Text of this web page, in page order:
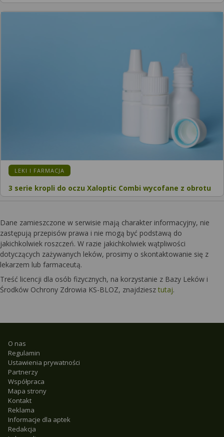
LEKI I FARMACJA
3 serie kropli do oczu Xaloptic Combi wycofane z obrotu
Dane zamieszczone w serwisie mają charakter informacyjny, nie
zastępują przepisów prawa i nie mogą być podstawą do
jakichkolwiek roszczeń. W razie jakichkolwiek wątpliwości
dotyczących zażywanych leków, prosimy o skontaktowanie się z
lekarzem lub farmaceutą.
Treść licencji dla osób fizycznych, na korzystanie z Bazy Leków i
Środków Ochrony Zdrowia KS-BLOZ, znajdziesz tutaj.
O nas
Regulamin
Ustawienia prywatności
Partnerzy
Współpraca
Mapa strony
Kontakt
Reklama
Informacje dla aptek
Redakcja